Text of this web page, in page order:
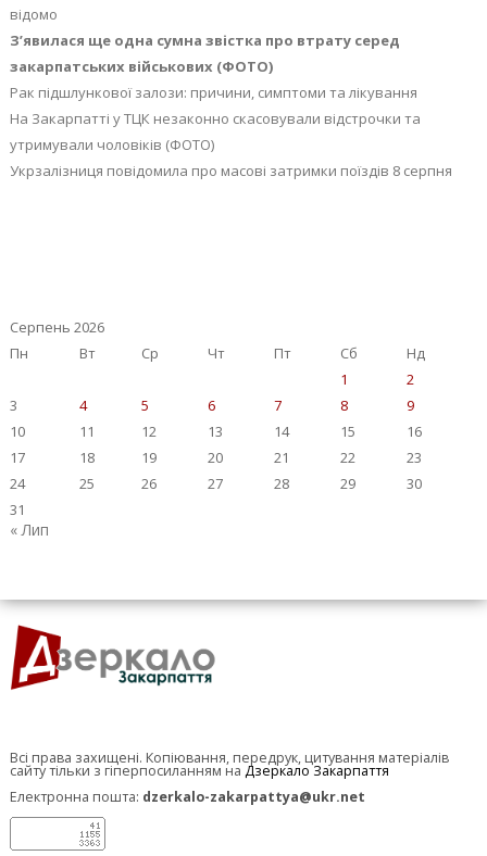
відомо
З’явилася ще одна сумна звістка про втрату серед
закарпатських військових (ФОТО)
Рак підшлункової залози: причини, симптоми та лікування
На Закарпатті у ТЦК незаконно скасовували відстрочки та
утримували чоловіків (ФОТО)
Укрзалізниця повідомила про масові затримки поїздів 8 серпня
Серпень 2026
Пн
Вт Ср Чт Пт Сб
Нд
1
2
3
4 5 6 7 8
9
10
11 12 13 14 15
16
17
18 19 20 21 22
23
24
25 26 27 28 29
30
31
« Лип
Всі права захищені. Копіювання, передрук, цитування матеріалів
сайту тільки з гіперпосиланням на Дзеркало Закарпаття
Електронна пошта: dzerkalo-zakarpattya@ukr.net